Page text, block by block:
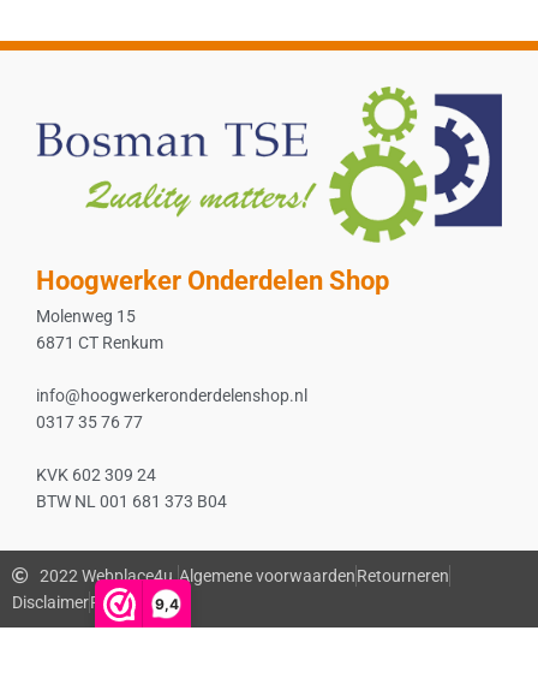
9,4
Hoogwerker Onderdelen Shop
Molenweg 15
6871 CT Renkum
info@hoogwerkeronderdelenshop.nl
0317 35 76 77
KVK 602 309 24
BTW NL 001 681 373 B04
2022 Webplace4u.Algemene voorwaardenRetourneren
DisclaimerPrivacybeleid